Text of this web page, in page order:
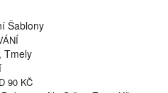
Šablony
Tmely
90 KČ